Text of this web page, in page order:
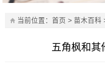
当前位置： 首页 > 苗木百科
五角枫和其